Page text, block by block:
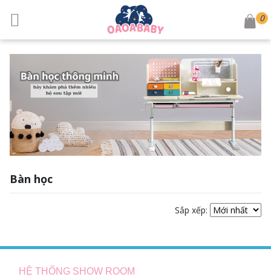
0
Bàn học
Sắp xếp:
HỆ THỐNG SHOW ROOM